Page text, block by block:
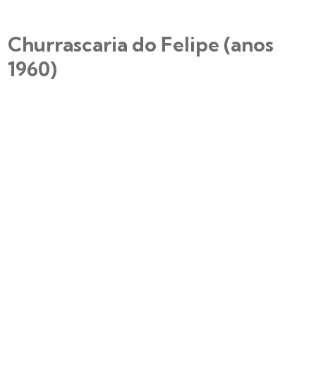
Churrascaria do Felipe (anos
1960)